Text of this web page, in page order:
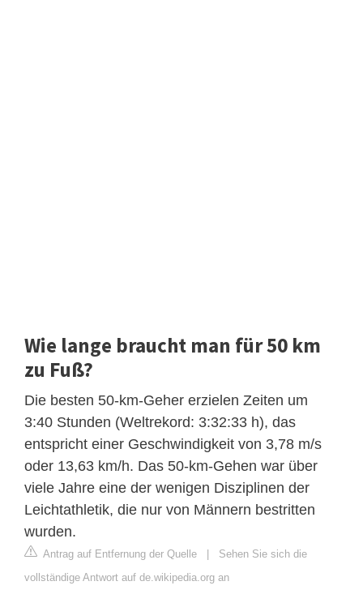
Wie lange braucht man für 50 km
zu Fuß?
Die besten 50-km-Geher erzielen Zeiten um
3:40 Stunden (Weltrekord: 3:32:33 h), das
entspricht einer Geschwindigkeit von 3,78 m/s
oder 13,63 km/h. Das 50-km-Gehen war über
viele Jahre eine der wenigen Disziplinen der
Leichtathletik, die nur von Männern bestritten
wurden.
Antrag auf Entfernung der Quelle | Sehen Sie sich die
vollständige Antwort auf de.wikipedia.org an